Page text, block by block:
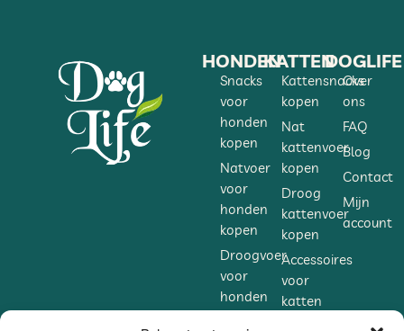
HONDEN
Snacks
voor
honden
kopen
Natvoer
voor
honden
kopen
Droogvoer
voor
honden
KATTEN
Kattensnacks
kopen
Nat
kattenvoer
kopen
Droog
kattenvoer
kopen
Accessoires
voor
katten
DOGLIFE
Over
ons
FAQ
Blog
Contact
Mijn
account